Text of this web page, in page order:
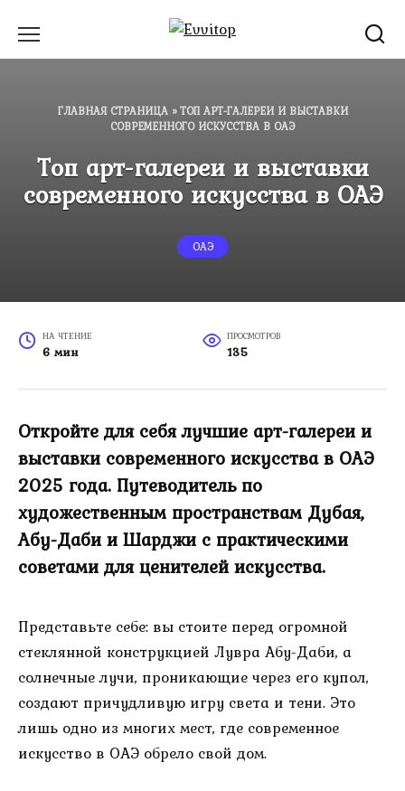
содержанию
ГЛАВНАЯ СТРАНИЦА»ТОП АРТ-ГАЛЕРЕИ И ВЫСТАВКИ
СОВРЕМЕННОГО ИСКУССТВА В ОАЭ
Топ арт-галереи и выставки
современного искусства в ОАЭ
ОАЭ
НА ЧТЕНИЕ
6 мин
ПРОСМОТРОВ
135
Откройте для себя лучшие арт-галереи и
выставки современного искусства в ОАЭ
2025 года. Путеводитель по
художественным пространствам Дубая,
Абу-Даби и Шарджи с практическими
советами для ценителей искусства.
Представьте себе: вы стоите перед огромной
стеклянной конструкцией Лувра Абу-Даби, а
солнечные лучи, проникающие через его купол,
создают причудливую игру света и тени. Это
лишь одно из многих мест, где современное
искусство в ОАЭ обрело свой дом.